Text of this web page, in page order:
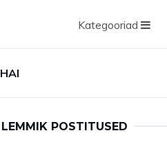
Kategooriad
LEMMIK POSTITUSED